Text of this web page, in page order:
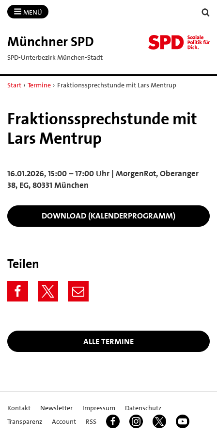
MENÜ
Münchner SPD
SPD-Unterbezirk München-Stadt
Start › Termine › Fraktionssprechstunde mit Lars Mentrup
Fraktionssprechstunde mit
Lars Mentrup
16.01.2026, 15:00 – 17:00 Uhr | MorgenRot, Oberanger
38, EG, 80331 München
DOWNLOAD (KALENDERPROGRAMM)
Teilen
ALLE TERMINE
Kontakt Newsletter Impressum
Datenschutz
Transparenz
Account RSS